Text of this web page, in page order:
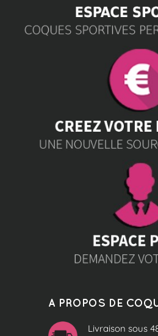
A PROPOS DE
Livraison sous